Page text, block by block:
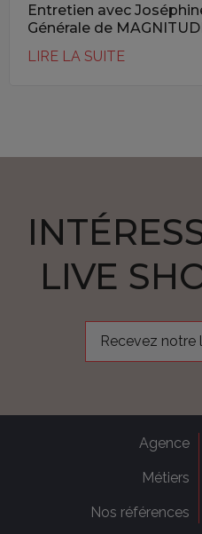
Entretien avec
Générale de
LIRE LA SUITE
LIVE
Recevez notre
Agence
Métiers
Nos références